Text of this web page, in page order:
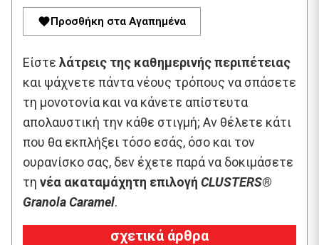
Προσθήκη στα Αγαπημένα
Είστε λάτρεις της καθημερινής περιπέτειας
και ψάχνετε πάντα νέους τρόπους να σπάσετε
τη μονοτονία και να κάνετε απίστευτα
απολαυστική την κάθε στιγμή; Αν θέλετε κάτι
που θα εκπλήξει τόσο εσάς, όσο και τον
ουρανίσκο σας, δεν έχετε παρά να δοκιμάσετε
τη νέα ακαταμάχητη επιλογή CLUSTERS®
Granola Caramel.
σχετικά άρθρα